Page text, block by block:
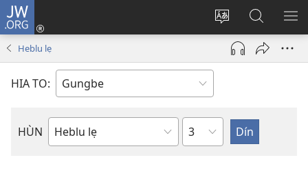
JW.ORG
Diọ
ogbè
nọtẹn
Hùn
Adà
Towe
(opens
new
Dín
to
JW.ORG
Heblu lẹ
HIA TO:
HÙN
Bible
Weta